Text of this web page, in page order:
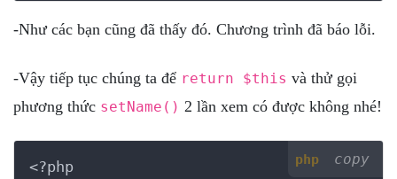
-Như các bạn cũng đã thấy đó. Chương trình đã báo lỗi.
-Vậy tiếp tục chúng ta để return $this và thử gọi
phương thức setName() 2 lần xem có được không nhé!
php copy
<?php